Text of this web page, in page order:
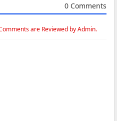
0 Comments
are Reviewed by Admin.